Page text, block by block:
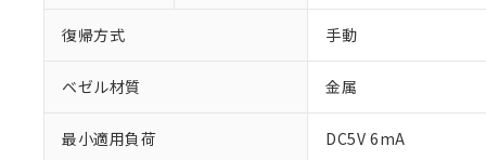
復帰方式 手動
ベゼル材質 金属
最小適用負荷 DC5V 6mA